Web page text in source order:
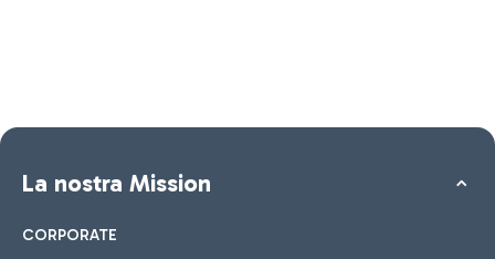
La nostra Mission
CORPORATE